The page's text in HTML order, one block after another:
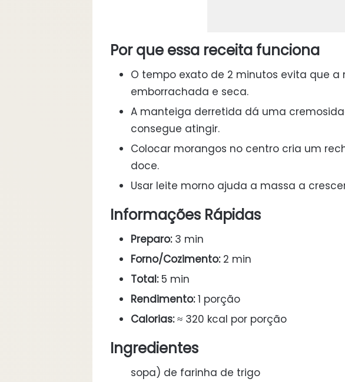
Por que essa receita funciona
O tempo exato de 2 minutos evita que a
emborrachada e seca.
A manteiga derretida dá uma
consegue atingir.
Colocar morangos no centro cria um
doce.
Usar leite morno ajuda a massa a
Informações Rápidas
Preparo:3 min
Forno/Cozimento:2 min
Total:5 min
Rendimento:1 porção
Calorias:≈ 320 kcal por porção
Ingredientes
sopa) de farinha de trigo